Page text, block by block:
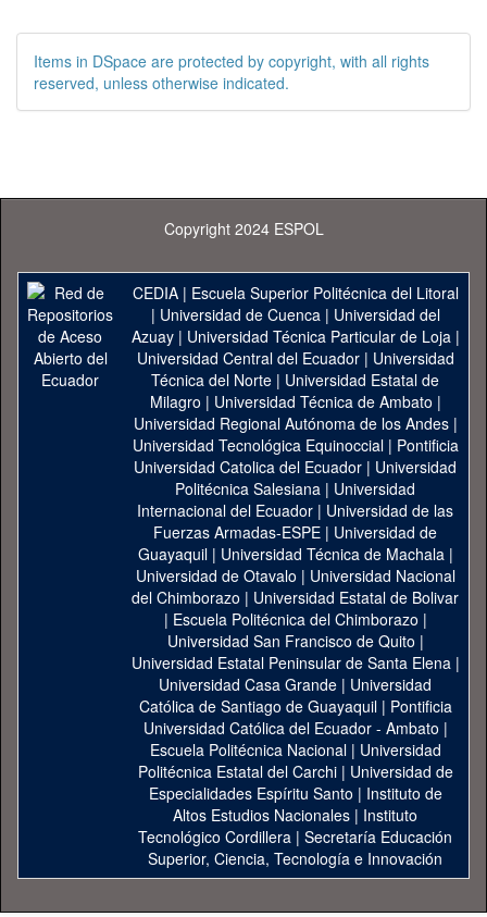
Items in DSpace are protected by copyright, with all rights
reserved, unless otherwise indicated.
Copyright 2024 ESPOL
CEDIA| Escuela Superior Politécnica del Litoral
| Universidad de Cuenca| Universidad del
Azuay| Universidad Técnica Particular de Loja|
Universidad Central del Ecuador| Universidad
Técnica del Norte | Universidad Estatal de
Milagro | Universidad Técnica de Ambato |
Universidad Regional Autónoma de los Andes|
Universidad Tecnológica Equinoccial| Pontificia
Universidad Catolica del Ecuador | Universidad
Politécnica Salesiana | Universidad
Internacional del Ecuador | Universidad de las
Fuerzas Armadas-ESPE | Universidad de
Guayaquil| Universidad Técnica de Machala|
Universidad de Otavalo | Universidad Nacional
del Chimborazo | Universidad Estatal de Bolivar
| Escuela Politécnica del Chimborazo |
Universidad San Francisco de Quito |
Universidad Estatal Peninsular de Santa Elena|
Universidad Casa Grande | Universidad
Católica de Santiago de Guayaquil| Pontificia
Universidad Católica del Ecuador - Ambato |
Escuela Politécnica Nacional| Universidad
Politécnica Estatal del Carchi| Universidad de
Especialidades Espíritu Santo | Instituto de
Altos Estudios Nacionales | Instituto
Tecnológico Cordillera | Secretaría Educación
Superior, Ciencia, Tecnología e Innovación